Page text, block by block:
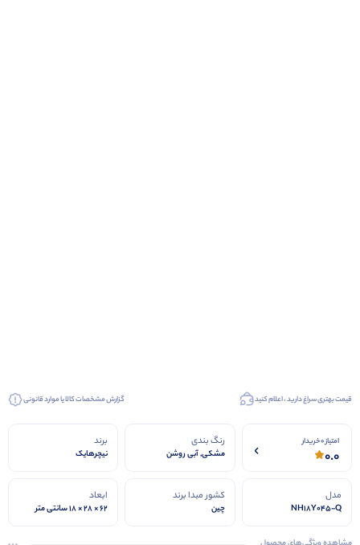
قیمت بهتری سراغ دارید ، اعلام کنید گزارش مشخصات کالا یا موارد قانونی
امتیاز 0 خریدار
0.0
رنگ بندی
مشکی, آبی روشن
برند
نیچرهایک
مدل
NH18Y045-Q
کشور مبدا برند
چین
ابعاد
62 × 28 × 18 سانتی متر